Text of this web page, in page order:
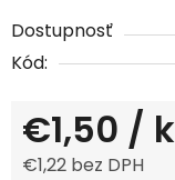
Dostupnosť
Kód:
€1,50 /
€1,22 bez DPH